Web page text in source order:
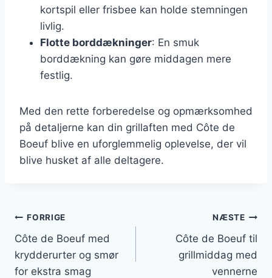
kortspil eller frisbee kan holde stemningen
livlig.
Flotte borddækninger: En smuk
borddækning kan gøre middagen mere
festlig.
Med den rette forberedelse og opmærksomhed
på detaljerne kan din grillaften med Côte de
Boeuf blive en uforglemmelig oplevelse, der vil
blive husket af alle deltagere.
Indlægsnavigation
FORRIGE
Côte de Boeuf med
krydderurter og smør
for ekstra smag
NÆSTE
Côte de Boeuf til
grillmiddag med
vennerne